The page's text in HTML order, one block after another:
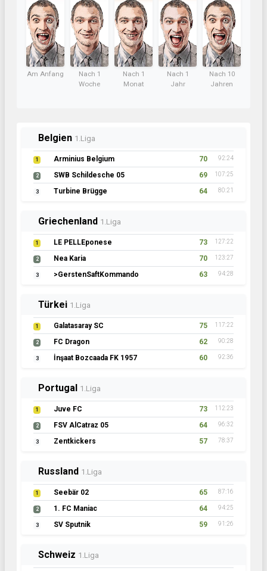
Am Anfang
Nach 1
Woche
Nach 1
Monat
Nach 1
Jahr
Nach 10
Jahren
Belgien 1.Liga
1 Arminius Belgium 70 92:24
2 SWB Schildesche 05 69 107:25
3 Turbine Brügge 64 80:21
Griechenland 1.Liga
1 LE PELLEponese 73 127:22
2 Nea Karia 70 123:27
3 >GerstenSaftKommando 63 94:28
Türkei 1.Liga
1 Galatasaray SC 75 117:22
2 FC Dragon 62 90:28
3 İnşaat Bozcaada FK 1957 60 92:36
Portugal 1.Liga
1 Juve FC 73 112:23
2 FSV AlCatraz 05 64 96:32
3 Zentkickers 57 78:37
Russland 1.Liga
1 Seebär 02 65 87:16
2 1. FC Maniac 64 94:25
3 SV Sputnik 59 91:26
Schweiz 1.Liga